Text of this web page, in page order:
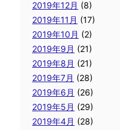
2019年12月 (8)
2019年11月 (17)
2019年10月 (2)
2019年9月 (21)
2019年8月 (21)
2019年7月 (28)
2019年6月 (26)
2019年5月 (29)
2019年4月 (28)